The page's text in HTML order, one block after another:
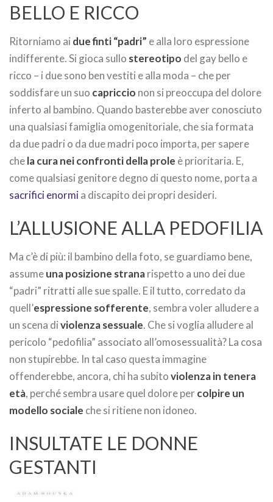
BELLO E RICCO
Ritorniamo ai due finti “padri” e alla loro espressione
indifferente. Si gioca sullo stereotipo del gay bello e
ricco – i due sono ben vestiti e alla moda – che per
soddisfare un suo capriccio non si preoccupa del dolore
inferto al bambino. Quando basterebbe aver conosciuto
una qualsiasi famiglia omogenitoriale, che sia formata
da due padri o da due madri poco importa, per sapere
chela cura nei confronti della prole è prioritaria. E,
come qualsiasi genitore degno di questo nome, porta a
sacrifici enormia discapito dei propri desideri.
L’ALLUSIONE ALLA PEDOFILIA
Ma c’è di più: il bambino della foto, se guardiamo bene,
assumeuna posizione stranarispetto a uno dei due
“padri” ritratti alle sue spalle. E il tutto, corredato da
quell’espressione sofferente, sembra voler alludere a
un scena diviolenza sessuale. Che si voglia alludere al
pericolo “pedofilia” associato all’omosessualità? La cosa
non stupirebbe. In tal caso questa immagine
offenderebbe, ancora, chi ha subitoviolenza in tenera
età, perché sembra usare quel dolore percolpire un
modello sociale che si ritiene non idoneo.
INSULTATE LE DONNE
GESTANTI